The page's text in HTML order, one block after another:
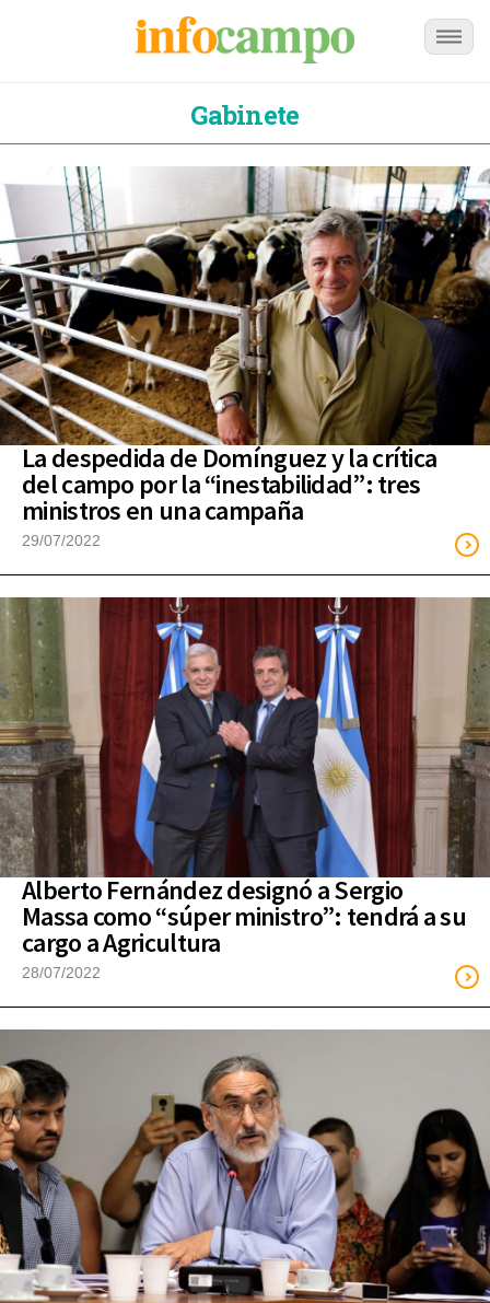
Gabinete
La despedida de Domínguez y la crítica
del campo por la “inestabilidad”: tres
ministros en una campaña
29/07/2022
Alberto Fernández designó a Sergio
Massa como “súper ministro”: tendrá a su
cargo a Agricultura
28/07/2022